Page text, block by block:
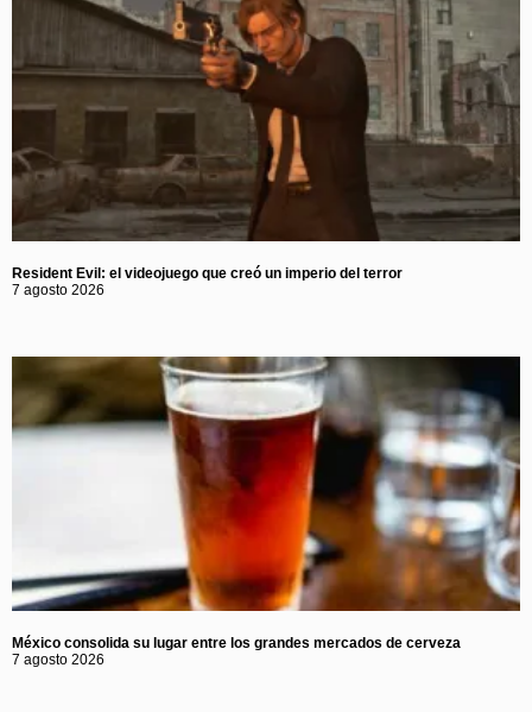
Resident Evil: el videojuego que creó un imperio del terror
7 agosto 2026
México consolida su lugar entre los grandes mercados de cerveza
7 agosto 2026